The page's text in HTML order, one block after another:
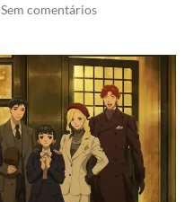
Sem comentários